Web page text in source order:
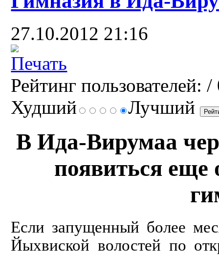
27.10.2012 21:16
Рейтинг пользователей: /
Худший
Лучший
В Ида-Вирумаа
появиться еще
Если запущенный более
Йыхвиской волостей по